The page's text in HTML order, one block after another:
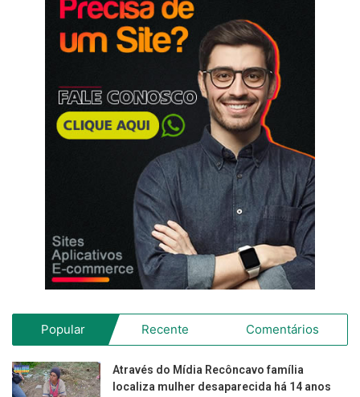
Popular Recente Comentários
Através do Mídia Recôncavo família
localiza mulher desaparecida há 14 anos